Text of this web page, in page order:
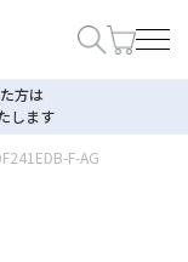
方は
します
F-AG